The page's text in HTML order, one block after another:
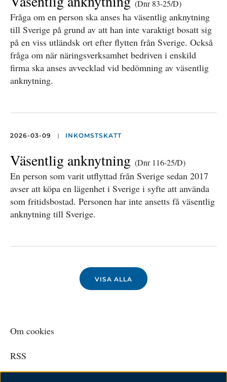
(Dnr 83-25/D)
Fråga om en person ska anses ha väsentlig anknytning
till Sverige på grund av att han inte varaktigt bosatt sig
på en viss utländsk ort efter flytten från Sverige. Också
fråga om när näringsverksamhet bedriven i enskild
firma ska anses avvecklad vid bedömning av väsentlig
anknytning.
2026-03-09 | INKOMSTSKATT
Väsentlig anknytning (Dnr 116-25/D)
En person som varit utflyttad från Sverige sedan 2017
avser att köpa en lägenhet i Sverige i syfte att använda
som fritidsbostad. Personen har inte ansetts få väsentlig
anknytning till Sverige.
VISA ALLA
Om cookies
RSS